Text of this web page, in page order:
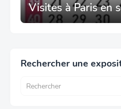
Visites à Paris en
Rechercher une